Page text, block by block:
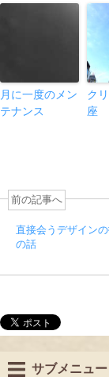
月に一度のメン
テナンス
ク
座
前の記事へ
直接会うデザイン
の話
サブメニュー